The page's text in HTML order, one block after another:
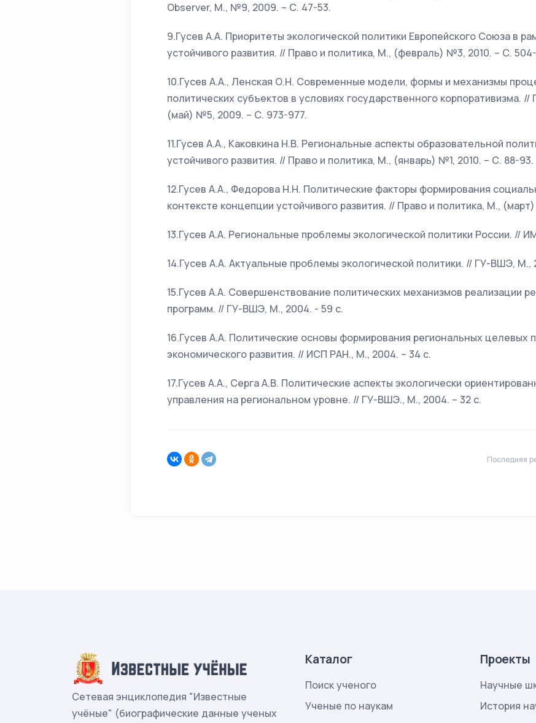
Observer, М., №9, 2009. – С. 47-53.
9.Гусев А.А. Приоритеты экологической политики Европейского Союза в
устойчивого развития. // Право и политика, М., (февраль) №3, 2010. – С.
10.Гусев А.А., Ленская О.Н. Современные модели, формы и механизмы
политических субъектов в условиях государственного корпоративизма. //
(май) №5, 2009. – С. 973-977.
11.Гусев А.А., Каковкина Н.В. Региональные аспекты образовательной
устойчивого развития. // Право и политика, М., (январь) №1, 2010. – С. 88-93.
12.Гусев А.А., Федорова Н.Н. Политические факторы формирования
контексте концепции устойчивого развития. // Право и политика, М.,
13.Гусев А.А. Региональные проблемы экологической политики России. //
14.Гусев А.А. Актуальные проблемы экологической политики. // ГУ-ВШЭ, М.,
15.Гусев А.А. Совершенствование политических механизмов реализации
программ. // ГУ-ВШЭ, М., 2004. - 59 c.
16.Гусев А.А. Политические основы формирования региональных целевых
экономического развития. // ИСП РАН., М., 2004. – 34 с.
17.Гусев А.А., Серга А.В. Политические аспекты экологически
управления на региональном уровне. // ГУ-ВШЭ., М., 2004. – 32 с.
Последняя
Сетевая энциклопедия "Известные
учёные" (биографические данные ученых
Каталог
Поиск ученого
Ученые по наукам
Проекты
Научные
История